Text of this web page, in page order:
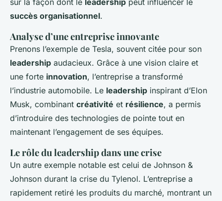
sur la façon dont le leadership peut influencer le
succès organisationnel.
Analyse d’une entreprise innovante
Prenons l’exemple de Tesla, souvent citée pour son
leadership audacieux. Grâce à une vision claire et
une forte innovation, l’entreprise a transformé
l’industrie automobile. Le leadership inspirant d’Elon
Musk, combinant créativité et résilience, a permis
d’introduire des technologies de pointe tout en
maintenant l’engagement de ses équipes.
Le rôle du leadership dans une crise
Un autre exemple notable est celui de Johnson &
Johnson durant la crise du Tylenol. L’entreprise a
rapidement retiré les produits du marché, montrant un